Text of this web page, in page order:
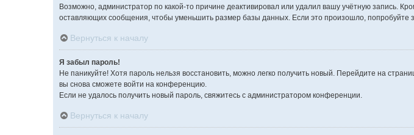
Возможно, администратор по какой-то причине деактивировал или удалил вашу учётную запись.
оставляющих сообщения, чтобы уменьшить размер базы данных. Если это произошло, попробуйте
Вернуться к началу
Я забыл пароль!
Не паникуйте! Хотя пароль нельзя восстановить, можно легко получить новый. Перейдите на
вы снова сможете войти на конференцию.
Если не удалось получить новый пароль, свяжитесь с администратором конференции.
Вернуться к началу